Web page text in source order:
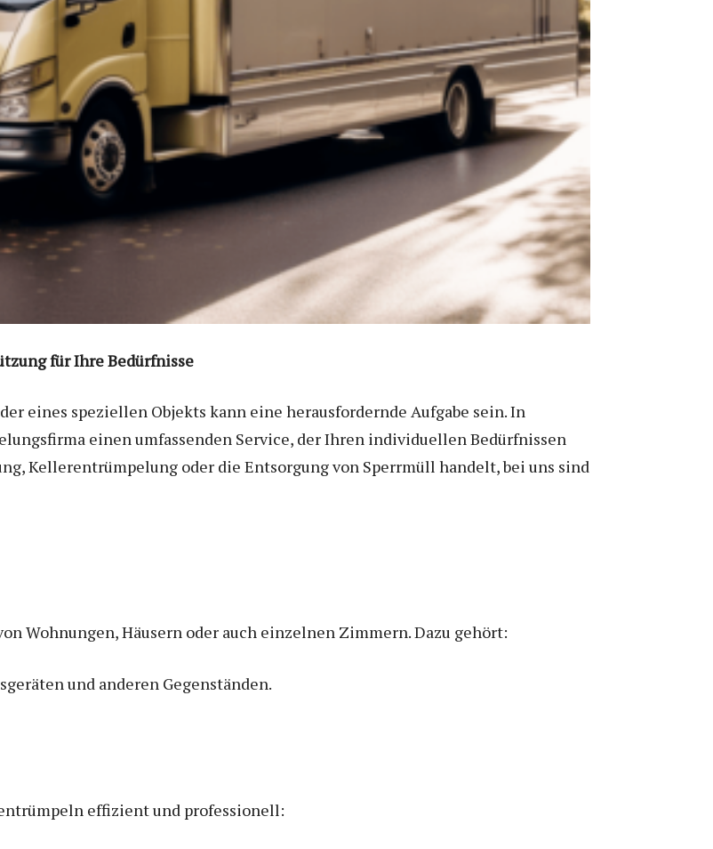
für Ihre Bedürfnisse
eines speziellen Objekts kann eine herausfordernde Aufgabe sein. In
einen umfassenden Service, der Ihren individuellen Bedürfnissen
Kellerentrümpelung oder die Entsorgung von Sperrmüll handelt, bei uns sind
Wohnungen, Häusern oder auch einzelnen Zimmern. Dazu gehört:
und anderen Gegenständen.
effizient und professionell: